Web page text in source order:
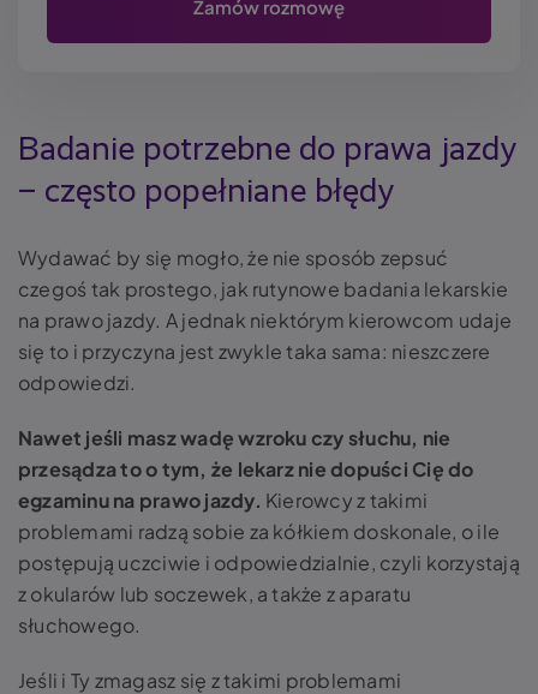
Badanie potrzebne do prawa jazdy
– często popełniane błędy
Wydawać by się mogło, że nie sposób zepsuć
czegoś tak prostego, jak rutynowe badania lekarskie
na prawo jazdy. A jednak niektórym kierowcom udaje
się to i przyczyna jest zwykle taka sama: nieszczere
odpowiedzi.
Nawet jeśli masz wadę wzroku czy słuchu, nie
przesądza to o tym, że lekarz nie dopuści Cię do
egzaminu na prawo jazdy. Kierowcy z takimi
problemami radzą sobie za kółkiem doskonale, o ile
postępują uczciwie i odpowiedzialnie, czyli korzystają
z okularów lub soczewek, a także z aparatu
słuchowego.
Jeśli i Ty zmagasz się z takimi problemami